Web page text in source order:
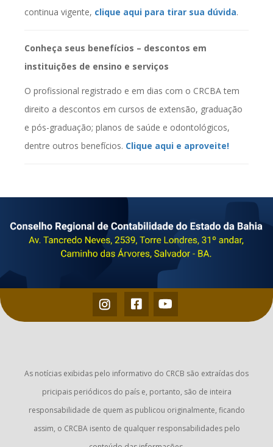
continua vigente, clique aqui para tirar sua dúvida.
Conheça seus benefícios – descontos em
instituições de ensino e serviços
O profissional registrado e em dias com o CRCBA tem
direito a descontos em cursos de extensão, graduação
e pós-graduação; planos de saúde e odontológicos,
dentre outros benefícios. Clique aqui e aproveite!
As notícias exibidas pelo informativo do CRCB são extraídas dos
pricipais periódicos do país e, portanto, são de inteira
responsabilidade de quem as publicou originalmente, ficando
assim, o CRCBA isento de qualquer responsabilidades pelo